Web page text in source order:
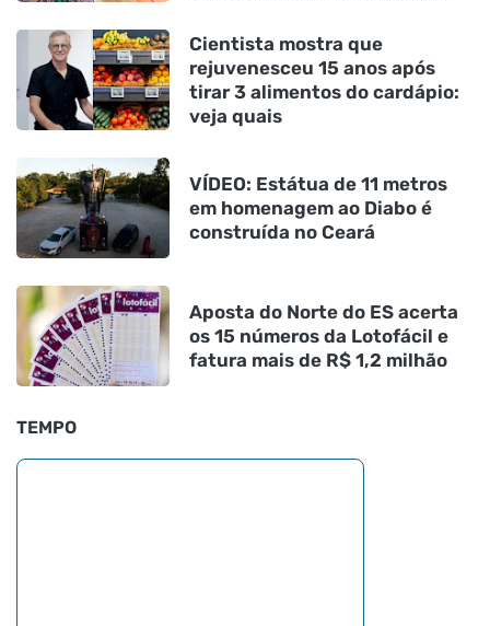
Cientista mostra que
rejuvenesceu 15 anos após
tirar 3 alimentos do cardápio:
veja quais
VÍDEO: Estátua de 11 metros
em homenagem ao Diabo é
construída no Ceará
Aposta do Norte do ES acerta
os 15 números da Lotofácil e
fatura mais de R$ 1,2 milhão
TEMPO